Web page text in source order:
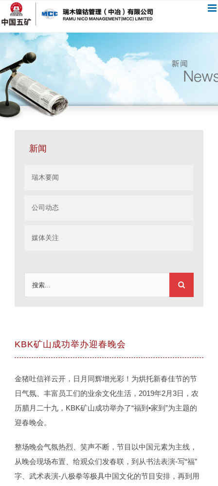
过
KBK矿山成功举办迎春晚会
金猪吐信祥云开，日月同辉增光彩！为烘托新春佳节的节
日气氛、丰富员工们的业余文化生活，2019年2月3日，农
历腊月二十九，KBK矿山成功举办了“福到•家到”为主题的
迎春晚会。
整场晚会气氛热烈、笑声不断，节目以中国元素为主线，
从晚会现场布置、给观众们发春联，到从书法表演-写“福”
字、武术表演-八极拳等极具中国文化的节目安排，再到用
新闻
瑞木要闻
公司动态
媒体关注